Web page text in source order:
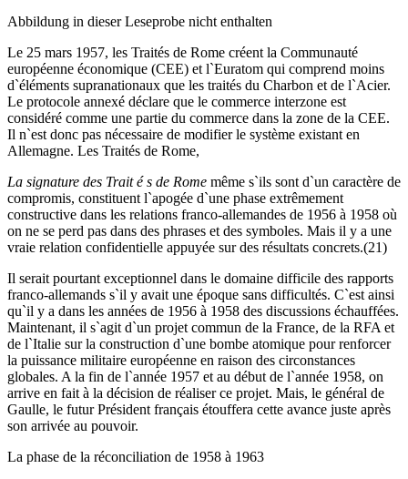
Abbildung in dieser Leseprobe nicht enthalten
Le 25 mars 1957, les Traités de Rome créent la Communauté
européenne économique (CEE) et l`Euratom qui comprend moins
d`éléments supranationaux que les traités du Charbon et de l`Acier.
Le protocole annexé déclare que le commerce interzone est
considéré comme une partie du commerce dans la zone de la CEE.
Il n`est donc pas nécessaire de modifier le système existant en
Allemagne. Les Traités de Rome,
La signature des Trait é s de Rome même s`ils sont d`un caractère de
compromis, constituent l`apogée d`une phase extrêmement
constructive dans les relations franco-allemandes de 1956 à 1958 où
on ne se perd pas dans des phrases et des symboles. Mais il y a une
vraie relation confidentielle appuyée sur des résultats concrets.(21)
Il serait pourtant exceptionnel dans le domaine difficile des rapports
franco-allemands s`il y avait une époque sans difficultés. C`est ainsi
qu`il y a dans les années de 1956 à 1958 des discussions échauffées.
Maintenant, il s`agit d`un projet commun de la France, de la RFA et
de l`Italie sur la construction d`une bombe atomique pour renforcer
la puissance militaire européenne en raison des circonstances
globales. A la fin de l`année 1957 et au début de l`année 1958, on
arrive en fait à la décision de réaliser ce projet. Mais, le général de
Gaulle, le futur Président français étouffera cette avance juste après
son arrivée au pouvoir.
La phase de la réconciliation de 1958 à 1963